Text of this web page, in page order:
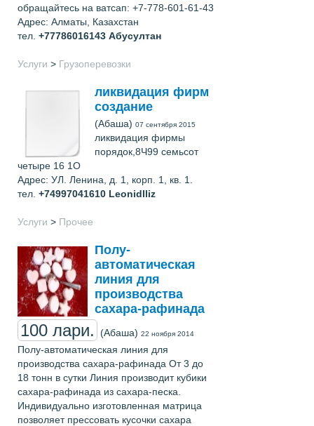
обращайтесь на ватсап: +7-778-601-61-43
Адрес: Алматы, Казахстан
тел. +77786016143 Абусултан
Услуги > Грузоперевозки
ликвидация фирм
создание
(Абаша) 07 сентября 2015
ликвидация фирмы
порядок,8Ч99 семьсот
четыре 16 1O
Адрес: УЛ. Ленина, д. 1, корп. 1, кв. 1.
тел. +74997041610 LeonidIliz
Услуги > Прочее
Полу-
автоматическая
линия для
производства
сахара-рафинада
100 лари. (Абаша) 22 ноября 2014
Полу-автоматическая линия для
производства сахара-рафинада От 3 до
18 тонн в сутки Линия производит кубики
сахара-рафинада из сахара-песка.
Индивидуально изготовленная матрица
позволяет прессовать кусочки сахара